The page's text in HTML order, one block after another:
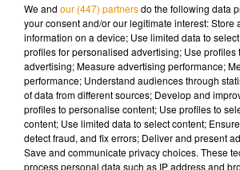
interrogations, et notamment des
santédu vainqueur de la Coupe du
ans, Diego Maradona s'était déjà fait
match face au Nigéria à la Coupe du
fait des doigts d'honneur au public. Pour
sportif lutte depuis de longues années
problèmes de santé dus à ses excès et
la cocaïne .
We and our (447) partnersdo the following data
your consent and/or our legitimate interest: Store
information on a device; Use limited data to
profiles for personalised advertising; Use profiles
advertising; Measure advertising performance;
performance; Understand audiences through
of data from different sources; Develop and
profiles to personalise content; Use profiles to
content; Use limited data to select content;
detect fraud, and fix errors; Deliver and present
Save and communicate privacy choices. These
process personal data such as IP address and